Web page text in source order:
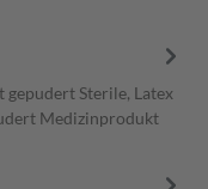
Sterile, Latex
Medizinprodukt